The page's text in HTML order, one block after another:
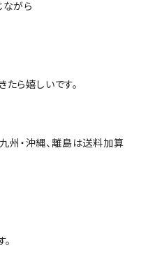
ながら
ら嬉しいです。
州・沖縄、離島は送料加算